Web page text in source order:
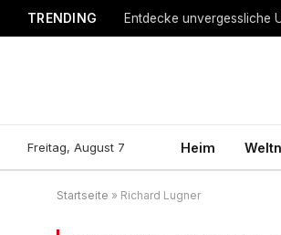
TRENDING Entdecke unvergessliche
Freitag, August 7 Heim
Startseite » Richard Lugner